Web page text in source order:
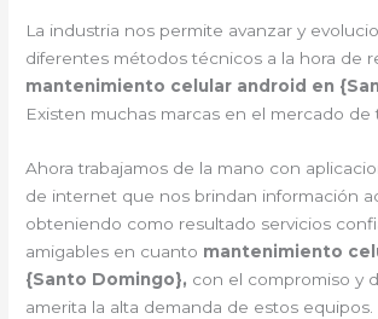
La industria nos permite avanzar y
diferentes métodos técnicos a la hora de
mantenimiento celular android en
Existen muchas marcas en el mercado de
Ahora trabajamos de la mano con
de internet que nos brindan información
obteniendo como resultado servicios
amigables en cuanto mantenimiento
{Santo Domingo}, con el compromiso y
amerita la alta demanda de estos equipos.